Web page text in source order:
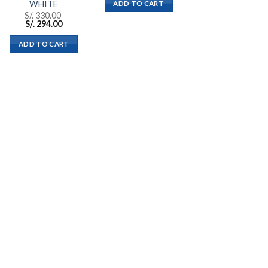
WHITE
S/.330.00
S/. 294.00
ADD TO CART
ADD TO CART